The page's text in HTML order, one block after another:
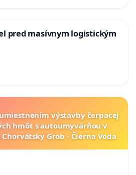
pred masívnym logistickým
výstavby čerpacej
hmôt s autoumyvárňou v
Chorvátsky Grob - Čierna Voda